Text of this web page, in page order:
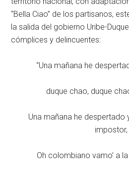
“Bella Ciao” de los partisanos,
la salida del gobierno Uribe-
cómplices y delincuentes:
“Una mañana he
duque chao, duque
Una mañana he
impostor,
Oh colombiano vamo’ a